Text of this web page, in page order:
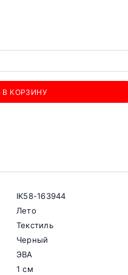
В КОРЗИНУ
IK58-163944
Лето
Текстиль
Черный
ЭВА
1 см